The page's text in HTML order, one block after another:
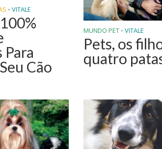
• VITALE
Para
Cão
MUNDO PET • VITALE
Pets, os
quatro